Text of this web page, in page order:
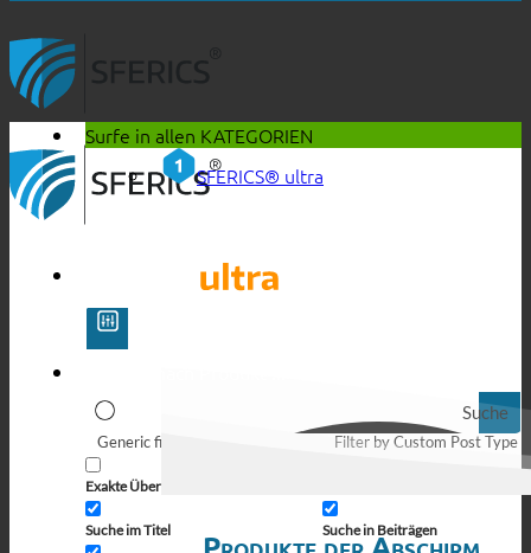
Suche
Generic filters
Exakte Übereinstimmung
Suche im Titel
Filter by Custom Post Type
Suche in Beiträgen
Surfe in allen KATEGORIEN
SFERICS® ultra